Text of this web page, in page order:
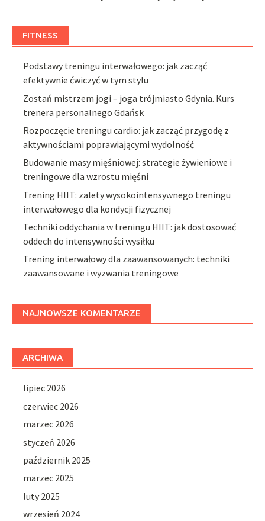
FITNESS
Podstawy treningu interwałowego: jak zacząć
efektywnie ćwiczyć w tym stylu
Zostań mistrzem jogi – joga trójmiasto Gdynia. Kurs
trenera personalnego Gdańsk
Rozpoczęcie treningu cardio: jak zacząć przygodę z
aktywnościami poprawiającymi wydolność
Budowanie masy mięśniowej: strategie żywieniowe i
treningowe dla wzrostu mięśni
Trening HIIT: zalety wysokointensywnego treningu
interwałowego dla kondycji fizycznej
Techniki oddychania w treningu HIIT: jak dostosować
oddech do intensywności wysiłku
Trening interwałowy dla zaawansowanych: techniki
zaawansowane i wyzwania treningowe
NAJNOWSZE KOMENTARZE
ARCHIWA
lipiec 2026
czerwiec 2026
marzec 2026
styczeń 2026
październik 2025
marzec 2025
luty 2025
wrzesień 2024